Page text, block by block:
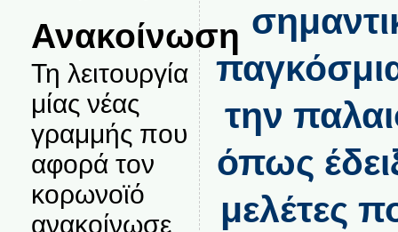
Ανακοίνωση
Τη λειτουργία
μίας νέας
γραμμής που
αφορά τον
κορωνοϊό
ανακοίνωσε
την
όπως
μελέτες